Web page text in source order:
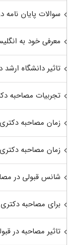
سوالات پایان
معرفی خود به
تاثیر دانشگاه
تجربیات مصاحبه
زمان مصاحبه دکتری
زمان مصاحبه دکتری
شانس قبولی در
برای مصاحبه
تاثیر مصاحبه در